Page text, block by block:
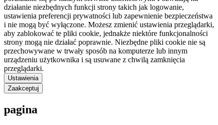
działanie niezbędnych funkcji strony takich jak logowanie,
ustawienia preferencji prywatności lub zapewnienie bezpieczeństwa
i nie mogą być wyłączone. Możesz zmienić ustawienia przeglądarki,
aby zablokować te pliki cookie, jednakże niektóre funkcjonalności
strony mogą nie działać poprawnie. Niezbędne pliki cookie nie są
przechowywane w trwały sposób na komputerze lub innym
urządzeniu użytkownika i są usuwane z chwilą zamknięcia
przeglądarki.
Ustawienia
Zaakceptuj
pagina